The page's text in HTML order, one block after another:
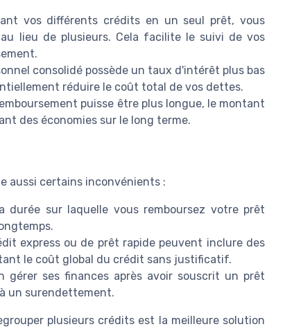
vos différents crédits en un seul prêt, vous
lieu de plusieurs. Cela facilite le suivi de vos
consolidé possède un taux d'intérêt plus bas
réduire le coût total de vos dettes.
puisse être plus longue, le montant
des économies sur le long terme.
aussi certains inconvénients :
durée sur laquelle vous remboursez votre prêt
express ou de prêt rapide peuvent inclure des
le coût global du crédit sans justificatif.
gérer ses finances après avoir souscrit un prêt
un surendettement.
plusieurs crédits est la meilleure solution